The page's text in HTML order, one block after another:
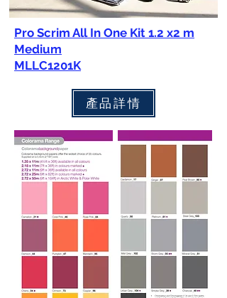
Pro Scrim All In One Kit 1.2 x2 m
Medium
MLLC1201K
產品詳情